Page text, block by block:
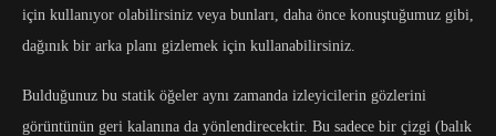
için kullanıyor olabilirsiniz veya bunları, daha önce konuştuğumuz gibi,
dağınık bir arka planı gizlemek için kullanabilirsiniz.
Bulduğunuz bu statik öğeler aynı zamanda izleyicilerin gözlerini
görüntünün geri kalanına da yönlendirecektir. Bu sadece bir çizgi (balık